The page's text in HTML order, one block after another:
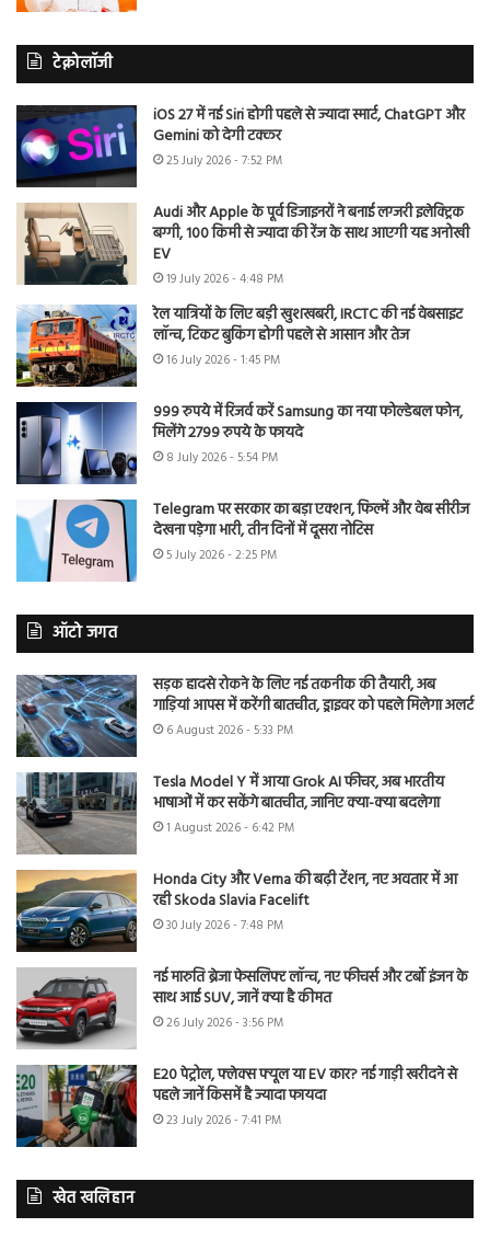
टेक्नोलॉजी
iOS 27 में नई Siri होगी पहले से ज्यादा स्मार्ट, ChatGPT और
Gemini को देगी टक्कर
25 July 2026 - 7:52 PM
Audi और Apple के पूर्व डिजाइनरों ने बनाई लग्जरी इलेक्ट्रिक
बग्गी, 100 किमी से ज्यादा की रेंज के साथ आएगी यह अनोखी
EV
19 July 2026 - 4:48 PM
रेल यात्रियों के लिए बड़ी खुशखबरी, IRCTC की नई वेबसाइट
लॉन्च, टिकट बुकिंग होगी पहले से आसान और तेज
16 July 2026 - 1:45 PM
999 रुपये में रिजर्व करें Samsung का नया फोल्डेबल फोन,
मिलेंगे 2799 रुपये के फायदे
8 July 2026 - 5:54 PM
Telegram पर सरकार का बड़ा एक्शन, फिल्में और वेब सीरीज
देखना पड़ेगा भारी, तीन दिनों में दूसरा नोटिस
5 July 2026 - 2:25 PM
ऑटो जगत
सड़क हादसे रोकने के लिए नई तकनीक की तैयारी, अब
गाड़ियां आपस में करेंगी बातचीत, ड्राइवर को पहले मिलेगा अलर्ट
6 August 2026 - 5:33 PM
Tesla Model Y में आया Grok AI फीचर, अब भारतीय
भाषाओं में कर सकेंगे बातचीत, जानिए क्या-क्या बदलेगा
1 August 2026 - 6:42 PM
Honda City और Verna की बढ़ी टेंशन, नए अवतार में आ
रही Skoda Slavia Facelift
30 July 2026 - 7:48 PM
नई मारुति ब्रेजा फेसलिफ्ट लॉन्च, नए फीचर्स और टर्बो इंजन के
साथ आई SUV, जानें क्या है कीमत
26 July 2026 - 3:56 PM
E20 पेट्रोल, फ्लेक्स फ्यूल या EV कार? नई गाड़ी खरीदने से
पहले जानें किसमें है ज्यादा फायदा
23 July 2026 - 7:41 PM
खेत खलिहान